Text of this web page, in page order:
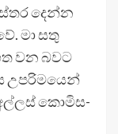
දෙන්න
මා සතු
වන බවට
උප­රි­ම­යෙන්
අල්ලස් කොමි­ස­